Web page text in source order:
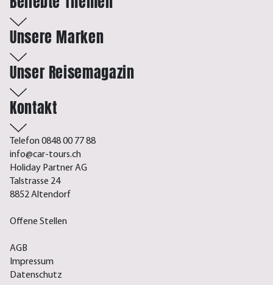
Unsere Marken
Unser Reisemagazin
Kontakt
Telefon 0848 00 77 88
info@car-tours.ch
Holiday Partner AG
Talstrasse 24
8852 Altendorf
Offene Stellen
AGB
Impressum
Datenschutz